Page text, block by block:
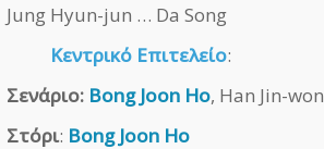
Jung Hyun-jun … Da Song
Κεντρικό Επιτελείο:
Σενάριο: Bong Joon Ho, Han Jin-won
Στόρι: Bong Joon Ho